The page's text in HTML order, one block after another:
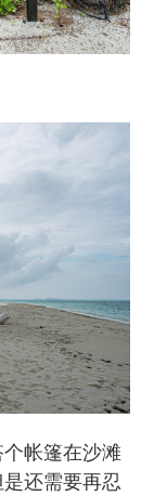
帐篷在沙滩
还需要再忍